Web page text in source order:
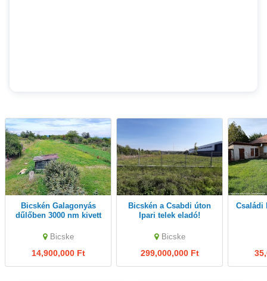
Bicskén Galagonyás
dűlőben 3000 nm kivett
villany, viz a teleknél
Bicske
14,900,000 Ft
Bicskén a Csabdi úton
Ipari telek eladó!
Bicske
299,000,000 Ft
Családi ház Kádár kocka